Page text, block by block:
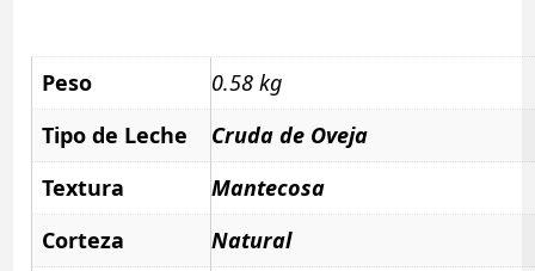
Peso
0.58 kg
Tipo de Leche
Cruda de Oveja
Textura
Mantecosa
Corteza
Natural